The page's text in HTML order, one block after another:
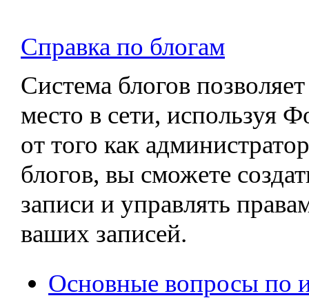
Справка по блогам
Система блогов
место в сети, используя
от того как
блогов, вы сможете
записи и управлять
ваших записей.
Основные вопросы по